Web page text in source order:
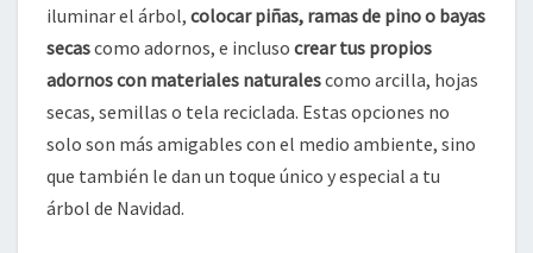
iluminar el árbol, colocar piñas, ramas de pino o bayas
secascomo adornos, e incluso crear tus propios
adornos con materiales naturalescomo arcilla, hojas
secas, semillas o tela reciclada. Estas opciones no
solo son más amigables con el medio ambiente, sino
que también le dan un toque único y especial a tu
árbol de Navidad.